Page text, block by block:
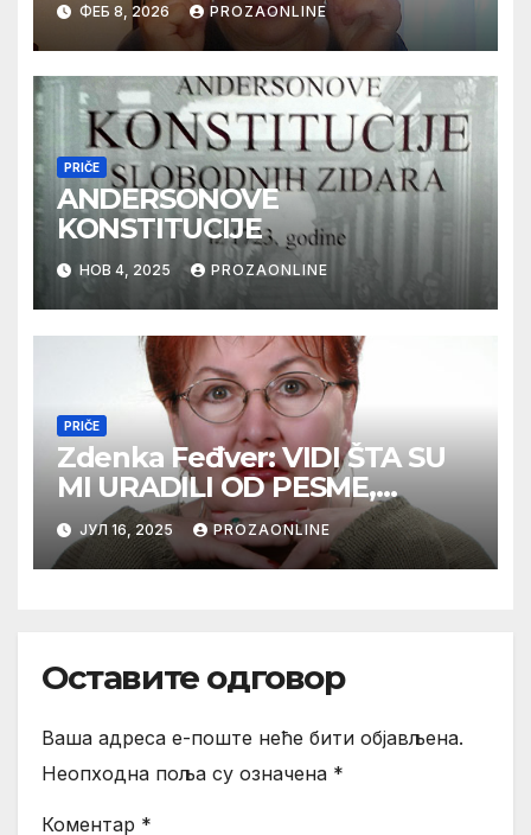
ФЕБ 8, 2026 PROZAONLINE
PRIČE
ANDERSONOVE
KONSTITUCIJE
НОВ 4, 2025 PROZAONLINE
PRIČE
Zdenka Feđver: VIDI ŠTA SU
MI URADILI OD PESME,
MAMA*
ЈУЛ 16, 2025 PROZAONLINE
Оставите одговор
Ваша адреса е-поште неће бити објављена.
Неопходна поља су означена *
Коментар *